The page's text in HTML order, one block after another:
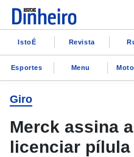
IstoÉ Revista
Esportes Menu
Giro
Merck assina
licenciar pílula